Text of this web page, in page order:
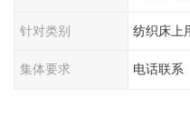
针对类别 纺织床上
集体要求 电话联系